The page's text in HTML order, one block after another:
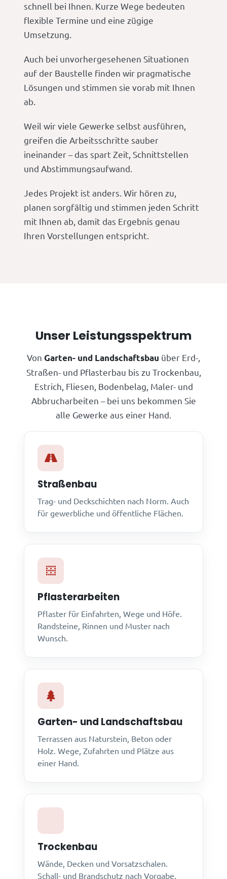
schnell bei Ihnen. Kurze Wege bedeuten
flexible Termine und eine zügige
Umsetzung.
Auch bei unvorhergesehenen Situationen
auf der Baustelle finden wir pragmatische
Lösungen und stimmen sie vorab mit Ihnen
ab.
Weil wir viele Gewerke selbst ausführen,
greifen die Arbeitsschritte sauber
ineinander – das spart Zeit, Schnittstellen
und Abstimmungsaufwand.
Jedes Projekt ist anders. Wir hören zu,
planen sorgfältig und stimmen jeden Schritt
mit Ihnen ab, damit das Ergebnis genau
Ihren Vorstellungen entspricht.
Unser Leistungsspektrum
Von Garten- und Landschaftsbau über Erd-,
Straßen- und Pflasterbau bis zu Trockenbau,
Estrich, Fliesen, Bodenbelag, Maler- und
Abbrucharbeiten – bei uns bekommen Sie
alle Gewerke aus einer Hand.
Straßenbau
Trag- und Deckschichten nach Norm. Auch
für gewerbliche und öffentliche Flächen.
Pflasterarbeiten
Pflaster für Einfahrten, Wege und Höfe.
Randsteine, Rinnen und Muster nach
Wunsch.
Garten- und Landschaftsbau
Terrassen aus Naturstein, Beton oder
Holz. Wege, Zufahrten und Plätze aus
einer Hand.
Trockenbau
Wände, Decken und Vorsatzschalen.
Schall- und Brandschutz nach Vorgabe.